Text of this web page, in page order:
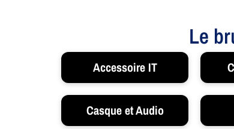
Le
Accessoire IT
Casque et Audio